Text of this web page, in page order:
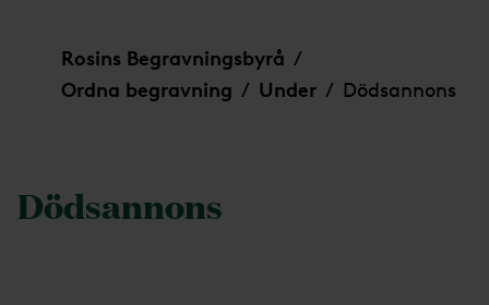
Rosins Begravningsbyrå /
Ordna begravning / Under / Dödsannons
Dödsannons